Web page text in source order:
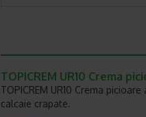
TOPICREM UR10 Crema
TOPICREM UR10 Crema
calcaie crapate.